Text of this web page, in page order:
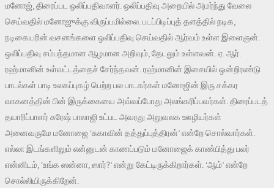
மனோஜ், திரைப்பட ஒலிப்பதிவாளர். ஒலிப்பதிவு அறையில் அமர்ந்து வேலை
செய்வதில் மனோஜுக்கு விருப்பமில்லை. படப்பிடிப்புத் தளத்தில் நடிக,
நடிகையரின் வசனங்களை ஒலிப்பதிவு செய்வதில் ஆர்வம் உள்ள இளைஞன்.
ஒலிப்பதிவு சம்பந்தமான ஆழமான அறிவும், தேடலும் உள்ளவன். ஏ. ஆர்.
ரஹ்மானின் உள்வட்டத்தைச் சேர்ந்தவன். ரஹ்மானின் இசையில் ஒன்றிரண்டு
பாடல்கள் பாடி உலகப்புகழ் பெற்ற பல பாடகர்கள் மனோஜின் இரு சக்கர
வாகனத்தின் பின் இருக்கையை அவ்வப்போது அலங்கரிப்பவர்கள். திரைப்படத்
தயாரிப்பாளர் சுரேஷ் பாலாஜி உட்பட அவரது அலுவலக ஊழியர்கள்
அனைவருமே மனோஜை ‘சுகாவின் தத்துப்புத்திரன்’ என்றே சொல்வார்கள்.
எல்லா இடங்களிலும் என்னுடன் காணப்படும் மனோஜைக் காண்பித்து பலர்
என்னிடம், ‘உங்க ஸன்னா, ஸார்?’ என்று கேட்டிருக்கிறார்கள். ‘ஆம்’ என்றே
சொல்லியிருக்கிறேன்.